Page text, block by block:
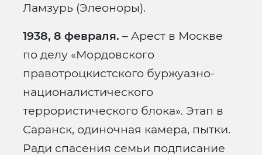
Ламзурь (Элеоноры).
1938, 8 февраля. – Арест в Москве
по делу «Мордовского
правотроцкистского буржуазно-
националистического
террористического блока». Этап в
Саранск, одиночная камера, пытки.
Ради спасения семьи подписание